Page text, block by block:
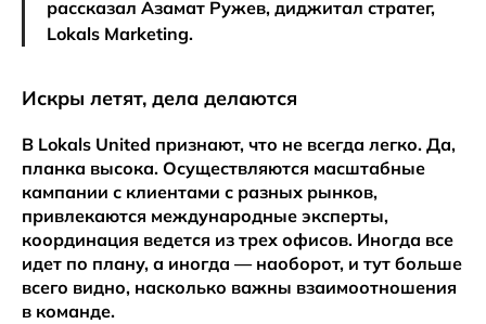
рассказал Азамат Ружев, диджитал стратег,
Lokals Marketing.
Искры летят, дела делаются
В Lokals United признают, что не всегда легко. Да,
планка высока. Осуществляются масштабные
кампании с клиентами с разных рынков,
привлекаются международные эксперты,
координация ведется из трех офисов. Иногда все
идет по плану, а иногда — наоборот, и тут больше
всего видно, насколько важны взаимоотношения
в команде.